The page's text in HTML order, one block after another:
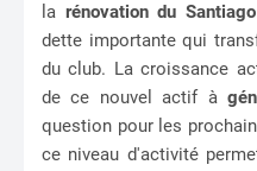
la rénovation du
dette importante qui
du club. La croissance
de ce nouvel actif à
question pour les
ce niveau d'activité